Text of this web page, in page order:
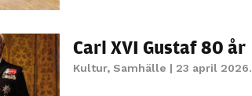
Carl XVI Gustaf 80 år
Kultur, Samhälle | 23 april 2026.